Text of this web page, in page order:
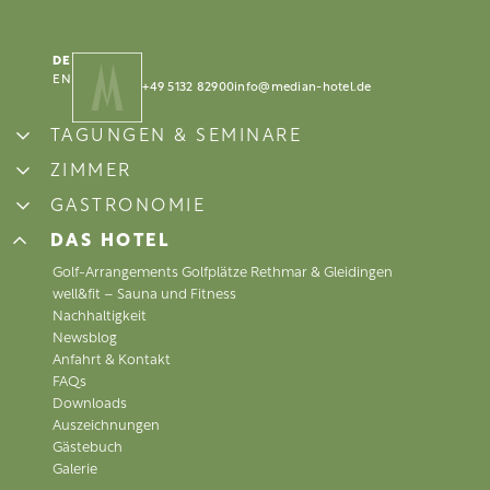
DE
EN
+49 5132 82900info@ median-hotel.de
TAGUNGEN & SEMINARE
Tagungsräume
exklusiv Tagen
360° virtueller Rundgang
Tagung anfragen & Tagungspauschalen
Rahmenprogramm
Meet & Play - Freizeitspass
ZIMMER
Standard-Einzelzimmer
Business-Zimmer
Superior-Zimmer
Business Plus (Klimaanlage)
Superior Plus (Klimaanlage)
GASTRONOMIE
Restaurant Viva
DAS HOTEL
Golf-Arrangements Golfplätze Rethmar & Gleidingen
well&fit – Sauna und Fitness
Nachhaltigkeit
Newsblog
Anfahrt & Kontakt
FAQs
Downloads
Auszeichnungen
Gästebuch
Galerie